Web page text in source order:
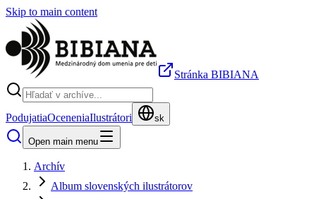
Skip to main content
Stránka BIBIANA
PodujatiaOceneniaIlustrátori sk
Open main menu
Archív
Album slovenských ilustrátorov